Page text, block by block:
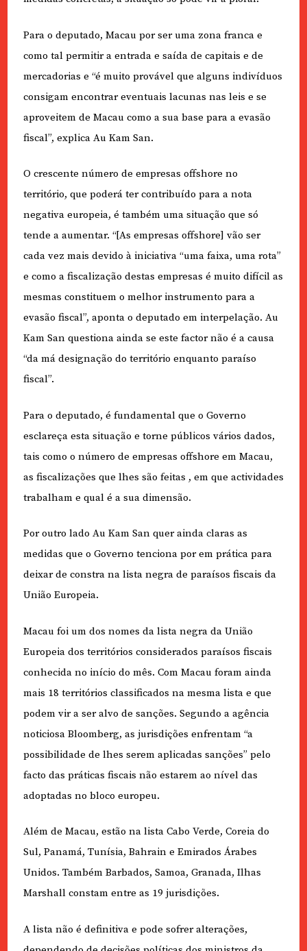
Para o deputado, Macau por ser uma zona franca e
como tal permitir a entrada e saída de capitais e de
mercadorias e “é muito provável que alguns indivíduos
consigam encontrar eventuais lacunas nas leis e se
aproveitem de Macau como a sua base para a evasão
fiscal”, explica Au Kam San.
O crescente número de empresas offshore no
território, que poderá ter contribuído para a nota
negativa europeia, é também uma situação que só
tende a aumentar. “[As empresas offshore] vão ser
cada vez mais devido à iniciativa “uma faixa, uma rota”
e como a fiscalização destas empresas é muito difícil as
mesmas constituem o melhor instrumento para a
evasão fiscal”, aponta o deputado em interpelação. Au
Kam San questiona ainda se este factor não é a causa
“da má designação do território enquanto paraíso
fiscal”.
Para o deputado, é fundamental que o Governo
esclareça esta situação e torne públicos vários dados,
tais como o número de empresas offshore em Macau,
as fiscalizações que lhes são feitas , em que actividades
trabalham e qual é a sua dimensão.
Por outro lado Au Kam San quer ainda claras as
medidas que o Governo tenciona por em prática para
deixar de constra na lista negra de paraísos fiscais da
União Europeia.
Macau foi um dos nomes da lista negra da União
Europeia dos territórios considerados paraísos fiscais
conhecida no início do mês. Com Macau foram ainda
mais 18 territórios classificados na mesma lista e que
podem vir a ser alvo de sanções. Segundo a agência
noticiosa Bloomberg, as jurisdições enfrentam “a
possibilidade de lhes serem aplicadas sanções” pelo
facto das práticas fiscais não estarem ao nível das
adoptadas no bloco europeu.
Além de Macau, estão na lista Cabo Verde, Coreia do
Sul, Panamá, Tunísia, Bahrain e Emirados Árabes
Unidos. Também Barbados, Samoa, Granada, Ilhas
Marshall constam entre as 19 jurisdições.
A lista não é definitiva e pode sofrer alterações,